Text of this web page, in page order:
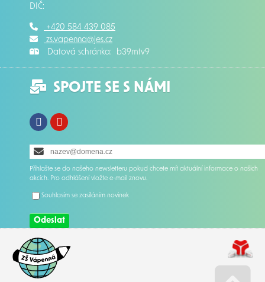
DIČ:
+420 584 439 085
zs.vapenna@jes.cz
Datová schránka: b39mtv9
SPOJTE SE S NÁMI
Facebook
Přihlašte se do našeho newsletteru pokud chcete mít aktuální informace o našich
akcích. Pro odhlášení vložte e-mail znovu.
Souhlasím se zasíláním novinek
Odeslat